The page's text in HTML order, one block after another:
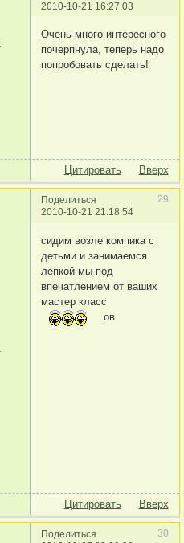
2010-10-21 16:27:03
Очень много интересного
почерпнула, теперь надо
попробовать сделать!
Цитировать Вверх
Поделиться
29
2010-10-21 21:18:54
сидим возле компика с
детьми и занимаемся
лепкой мы под
впечатлением от ваших
мастер класс
ов
Цитировать Вверх
Поделиться
30